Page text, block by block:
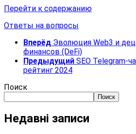
Перейти к содержанию
Ответы на вопросы
Вперёд Эволюция Web3 и
финансов (DeFi)
Предыдущий SEO Telegram-
рейтинг 2024
Поиск
Поиск
Недавні записи